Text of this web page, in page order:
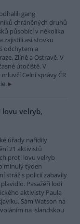
gang
chráněných druhů
působící v několika
zajistili asi stovku
odchytem a
Zlíně a Ostravě. V
útočiště. V
Celní správy ČR
velryb,
úřady nařídily
21 aktivistů
proti lovu velryb
minulý týden
stráž s policií zabavily
Pasažéři lodi
aktivisty Paula
Sám Watson na
na islandskou